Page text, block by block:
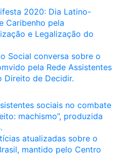
2020: Dia Latino-
Caribenho pela
e Legalização do
Social conversa sobre o
pela Rede Assistentes
Direito de Decidir.
sociais no combate
machismo”, produzida
atualizadas sobre o
mantido pelo Centro